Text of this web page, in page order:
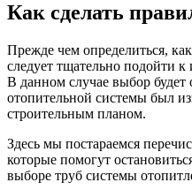
Как сделать
Прежде чем определиться,
следует тщательно подойти
В данном случае выбор будет
отопительной системы был
строительным планом.
Здесь мы постараемся
которые помогут
выборе труб системы